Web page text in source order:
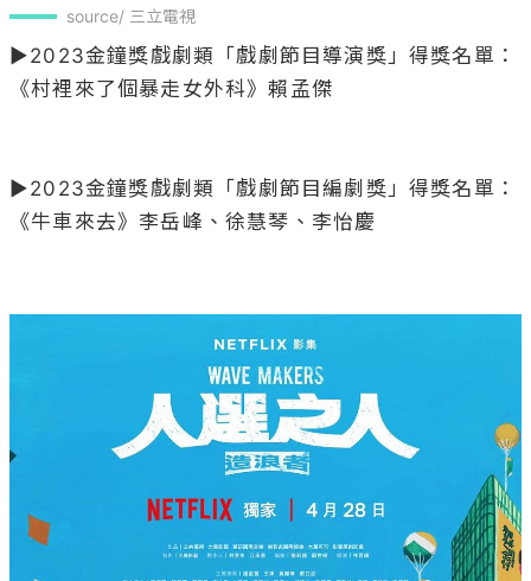
source/ 三立電視
▶2023金鐘獎戲劇類「戲劇節目導演獎」得獎名單：
《村裡來了個暴走女外科》賴孟傑
▶2023金鐘獎戲劇類「戲劇節目編劇獎」得獎名單：
《牛車來去》李岳峰、徐慧琴、李怡慶